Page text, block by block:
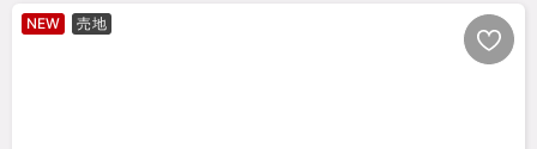
NEW 売地